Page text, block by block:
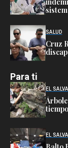
SALUD
Cruz
Para ti
EL
tiempo
EL